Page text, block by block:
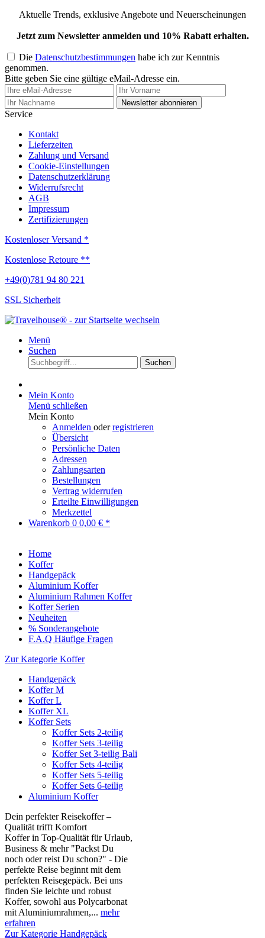
Aktuelle Trends, exklusive Angebote und Neuerscheinungen
Jetzt zum Newsletter anmelden und 10% Rabatt erhalten.
Die Datenschutzbestimmungen habe ich zur Kenntnis
genommen.
Bitte geben Sie eine gültige eMail-Adresse ein.
Newsletter abonnieren
Service
Kontakt
Lieferzeiten
Zahlung und Versand
Cookie-Einstellungen
Datenschutzerklärung
Widerrufsrecht
AGB
Impressum
Zertifizierungen
Kostenloser Versand *
Kostenlose Retoure **
+49(0)781 94 80 221
SSL Sicherheit
Menü
Suchen
Suchen
Mein Konto
Menü schließen
Mein Konto
Anmelden oderregistrieren
Übersicht
Persönliche Daten
Adressen
Zahlungsarten
Bestellungen
Vertrag widerrufen
Erteilte Einwilligungen
Merkzettel
Warenkorb 0 0,00 € *
Home
Koffer
Handgepäck
Aluminium Koffer
Aluminium Rahmen Koffer
Koffer Serien
Neuheiten
% Sonderangebote
F.A.Q Häufige Fragen
Zur Kategorie Koffer
Handgepäck
Koffer M
Koffer L
Koffer XL
Koffer Sets
Koffer Sets 2-teilig
Koffer Sets 3-teilig
Koffer Set 3-teilig Bali
Koffer Sets 4-teilig
Koffer Sets 5-teilig
Koffer Sets 6-teilig
Aluminium Koffer
Dein perfekter Reisekoffer –
Qualität trifft Komfort
Koffer in Top-Qualität für Urlaub,
Business & mehr "Packst Du
noch oder reist Du schon?" - Die
perfekte Reise beginnt mit dem
perfekten Reisegepäck. Bei uns
finden Sie leichte und robust
Koffer, sowohl aus Polycarbonat
mit Aluminiumrahmen,... mehr
erfahren
Zur Kategorie Handgepäck